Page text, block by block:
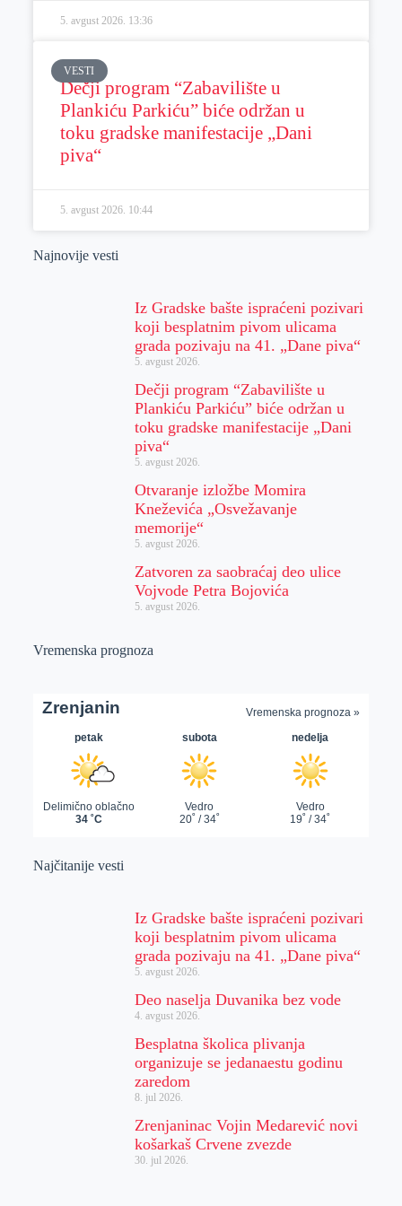
5. avgust 2026. 13:36
VESTI
Dečji program “Zabavilište u
Plankiću Parkiću” biće održan u
toku gradske manifestacije „Dani
piva“
5. avgust 2026. 10:44
Najnovije vesti
Iz Gradske bašte ispraćeni pozivari
koji besplatnim pivom ulicama
grada pozivaju na 41. „Dane piva“
5. avgust 2026.
Dečji program “Zabavilište u
Plankiću Parkiću” biće održan u
toku gradske manifestacije „Dani
piva“
5. avgust 2026.
Otvaranje izložbe Momira
Kneževića „Osvežavanje
memorije“
5. avgust 2026.
Zatvoren za saobraćaj deo ulice
Vojvode Petra Bojovića
5. avgust 2026.
Vremenska prognoza
Najčitanije vesti
Iz Gradske bašte ispraćeni pozivari
koji besplatnim pivom ulicama
grada pozivaju na 41. „Dane piva“
5. avgust 2026.
Deo naselja Duvanika bez vode
4. avgust 2026.
Besplatna školica plivanja
organizuje se jedanaestu godinu
zaredom
8. jul 2026.
Zrenjaninac Vojin Medarević novi
košarkaš Crvene zvezde
30. jul 2026.